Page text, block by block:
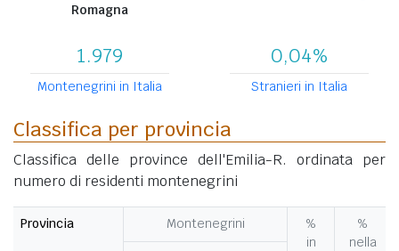
Romagna
1.979
Montenegrini in Italia
0,04%
Stranieri in Italia
Classifica per provincia
Classifica delle province dell'Emilia-R. ordinata per
numero di residenti montenegrini
Provincia Montenegrini
%
in
%
nella